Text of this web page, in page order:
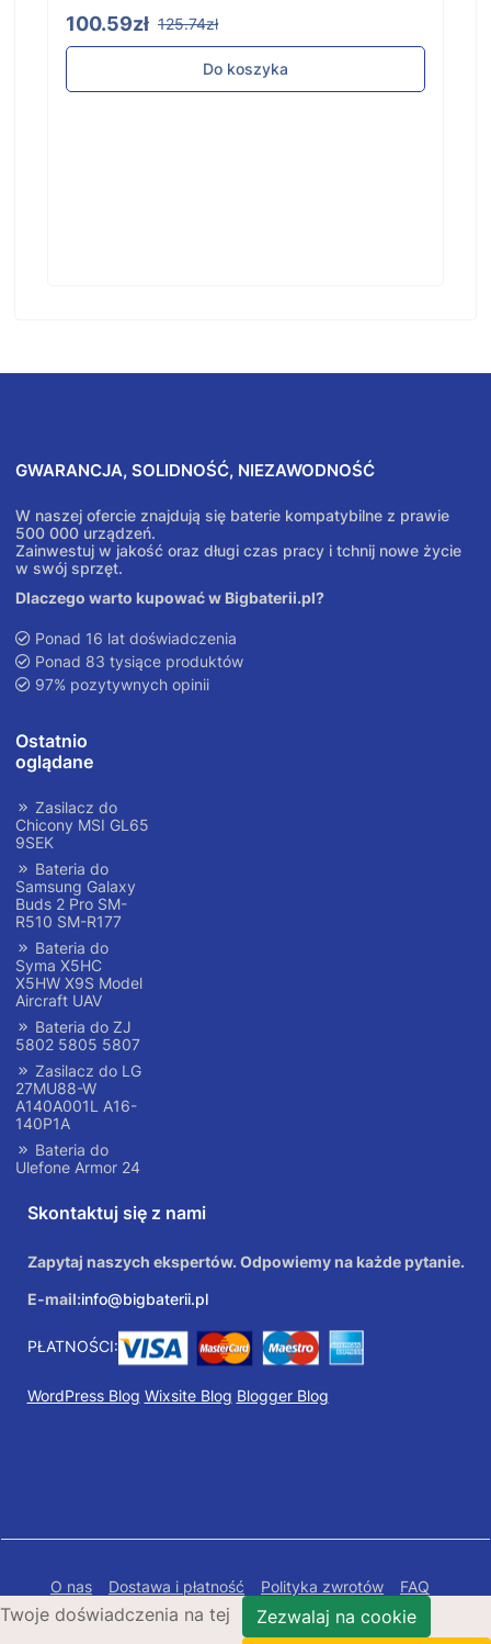
100.59zł 125.74zł
Do koszyka
GWARANCJA, SOLIDNOŚĆ, NIEZAWODNOŚĆ
W naszej ofercie znajdują się baterie kompatybilne z prawie
500 000 urządzeń.
Zainwestuj w jakość oraz długi czas pracy i tchnij nowe życie
w swój sprzęt.
Dlaczego warto kupować w Bigbaterii.pl?
Ponad 16 lat doświadczenia
Ponad 83 tysiące produktów
97% pozytywnych opinii
Ostatnio
oglądane
Zasilacz do
Chicony MSI GL65
9SEK
Bateria do
Samsung Galaxy
Buds 2 Pro SM-
R510 SM-R177
Bateria do
Syma X5HC
X5HW X9S Model
Aircraft UAV
Bateria do ZJ
5802 5805 5807
Zasilacz do LG
27MU88-W
A140A001L A16-
140P1A
Bateria do
Ulefone Armor 24
Skontaktuj się z nami
Zapytaj naszych ekspertów. Odpowiemy na każde pytanie.
E-mail:info@bigbaterii.pl
PŁATNOŚCI:
WordPress Blog Wixsite Blog Blogger Blog
O nas Dostawa i płatność Polityka zwrotów
FAQ
Polityka prywatności
Mapa Strony
Twoje doświadczenia na tej
Zezwalaj na cookie